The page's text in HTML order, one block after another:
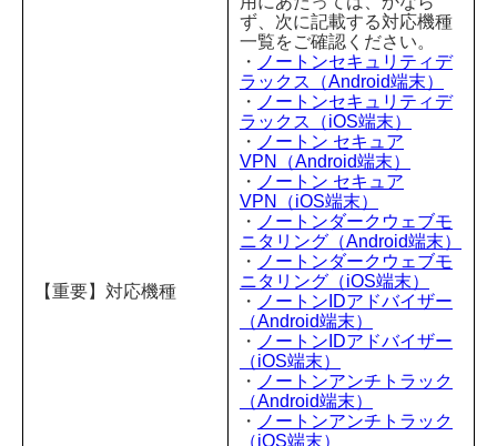
【重要】対応機種
ず、次に記載する対応機種
一覧をご確認ください。
・ ノートンセキュリティデ
ラックス（Android端末）
・ ノートンセキュリティデ
ラックス（iOS端末）
・ ノートン セキュア
VPN（Android端末）
・ ノートン セキュア
VPN（iOS端末）
・ ノートンダークウェブモ
ニタリング（Android端末）
・ ノートンダークウェブモ
ニタリング（iOS端末）
・ ノートンIDアドバイザー
（Android端末）
・ ノートンIDアドバイザー
（iOS端末）
・ ノートンアンチトラック
（Android端末）
・ ノートンアンチトラック
（iOS端末）